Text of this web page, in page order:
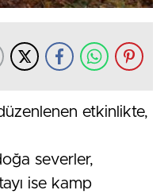
etkinlikte,
severler,
ise kamp